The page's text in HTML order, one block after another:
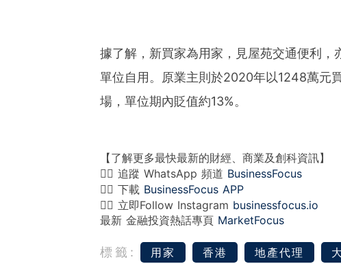
據了解，新買家為用家，見屋苑交通便利
單位自用。原業主則於2020年以1248萬元
場，單位期內貶值約13%。
【了解更多最快最新的財經、商業及創科資訊】
👉🏻 追蹤 WhatsApp 頻道 BusinessFocus
👉🏻 下載 BusinessFocus APP
👉🏻 立即Follow Instagram businessfocus.io
最新 金融投資熱話專頁 MarketFocus
標籤: 用家 香港 地產代理